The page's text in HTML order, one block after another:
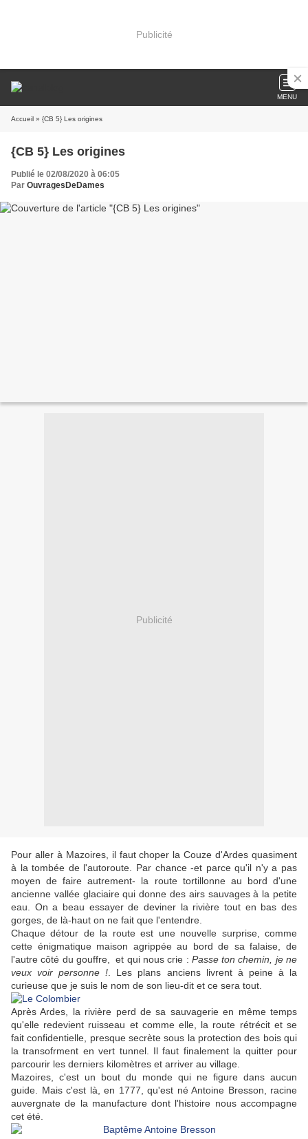
Publicité
MENU
Accueil » {CB 5} Les origines
{CB 5} Les origines
Publié le 02/08/2020 à 06:05
Par OuvragesDeDames
Publicité
Pour aller à Mazoires, il faut choper la Couze d'Ardes quasiment
à la tombée de l'autoroute. Par chance -et parce qu'il n'y a pas
moyen de faire autrement- la route tortillonne au bord d'une
ancienne vallée glaciaire qui donne des airs sauvages à la petite
eau. On a beau essayer de deviner la rivière tout en bas des
gorges, de là-haut on ne fait que l'entendre.
Chaque détour de la route est une nouvelle surprise, comme
cette énigmatique maison agrippée au bord de sa falaise, de
l'autre côté du gouffre, et qui nous crie : Passe ton chemin, je ne
veux voir personne ! . Les plans anciens livrent à peine à la
curieuse que je suis le nom de son lieu-dit et ce sera tout.
Après Ardes, la rivière perd de sa sauvagerie en même temps
qu'elle redevient ruisseau et comme elle, la route rétrécit et se
fait confidentielle, presque secrète sous la protection des bois qui
la transofrment en vert tunnel. Il faut finalement la quitter pour
parcourir les derniers kilomètres et arriver au village.
Mazoires, c'est un bout du monde qui ne figure dans aucun
guide. Mais c'est là, en 1777, qu'est né Antoine Bresson, racine
auvergnate de la manufacture dont l'histoire nous accompagne
cet été.